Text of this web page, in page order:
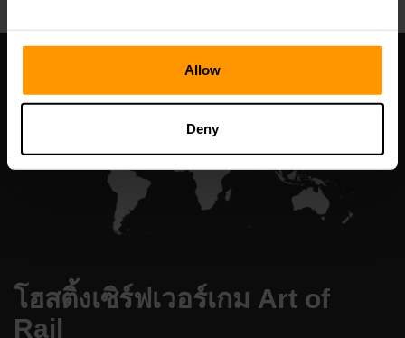
Allow
Deny
โฮสติ้งเซิร์ฟเวอร์เกม Art of
Rail